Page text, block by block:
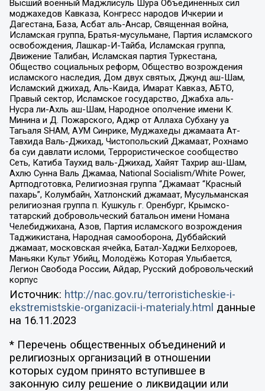
Высший военный Маджлисуль Шура Объединенных сил
моджахедов Кавказа, Конгресс народов Ичкерии и
Дагестана, База, Асбат аль-Ансар, Священная война,
Исламская группа, Братья-мусульмане, Партия исламского
освобождения, Лашкар-И-Тайба, Исламская группа,
Движение Талибан, Исламская партия Туркестана,
Общество социальных реформ, Общество возрождения
исламского наследия, Дом двух святых, Джунд аш-Шам,
Исламский джихад, Аль-Каида, Имарат Кавказ, АБТО,
Правый сектор, Исламское государство, Джабха аль-
Нусра ли-Ахль аш-Шам, Народное ополчение имени К.
Минина и Д. Пожарского, Аджр от Аллаха Субхану уа
Тагьаля SHAM, АУМ Синрике, Муджахеды джамаата Ат-
Тавхида Валь-Джихад, Чистопольский Джамаат, Рохнамо
ба суи давлати исломи, Террористическое сообщество
Сеть, Катиба Таухид валь-Джихад, Хайят Тахрир аш-Шам,
Ахлю Сунна Валь Джамаа, National Socialism/White Power,
Артподготовка, Религиозная группа “Джамаат “Красный
пахарь”, Колумбайн, Хатлонский джамаат, Мусульманская
религиозная группа п. Кушкуль г. Оренбург, Крымско-
татарский добровольческий батальон имени Номана
Челебиджихана, Азов, Партия исламского возрождения
Таджикистана, Народная самооборона, Дуббайский
джамаат, московская ячейка, Батал-Хаджи Белхороев,
Маньяки Культ Убийц, Молодёжь Которая Улыбается,
Легион Свобода России, Айдар, Русский добровольческий
корпус
Источник: http://nac.gov.ru/terroristicheskie-i-
ekstremistskie-organizacii-i-materialy.html данные
на 16.11.2023
* Перечень общественных объединений и
религиозных организаций в отношении
которых судом принято вступившее в
законную силу решение о ликвидации или